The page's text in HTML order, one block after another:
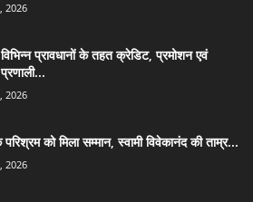
2026
प्रावधानों के तहत क्रेडिट, प्रमोशन एवं
2026
को मिला सम्मान, स्वामी विवेकानंद की ताम्र...
2026